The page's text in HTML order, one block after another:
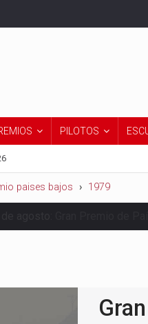
PILOTOS
paises bajos 1979